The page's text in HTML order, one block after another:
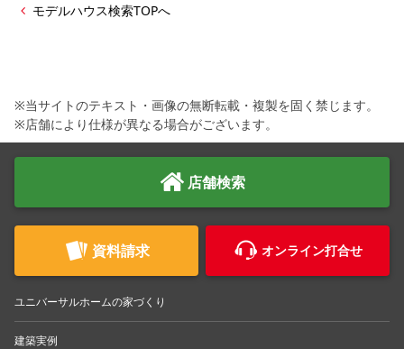
モデルハウス検索TOPへ
※当サイトのテキスト・画像の無断転載・複製を固く禁じます。
※店舗により仕様が異なる場合がございます。
店舗検索
資料請求 オンライン打合せ
ユニバーサルホームの家づくり
建築実例